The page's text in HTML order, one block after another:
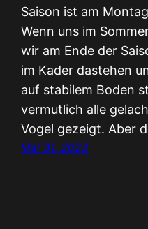
Saison ist am
Wenn uns im
wir am Ende der
im Kader dastehen
auf stabilem Boden
vermutlich alle
Vogel gezeigt. Aber
Mai 31, 2023